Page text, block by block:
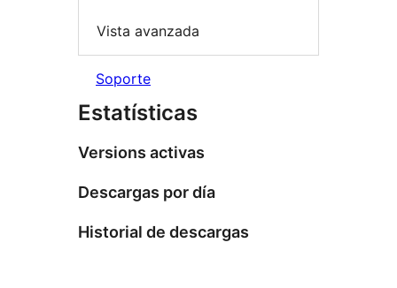
Vista avanzada
Soporte
Estatísticas
Versions activas
Descargas por día
Historial de descargas